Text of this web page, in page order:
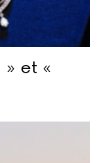
» et «